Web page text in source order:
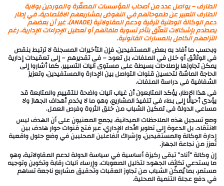
الطارف – يواصل عدد من أصحاب المؤسسات المصغّرة والموردين بولاية
الطارف التعبير عن طموحاتهم في النهوض بمشاريعهم الاقتصادية، في إطار
دعم الوكالة الوطنية لترقية ودعم المقاولاتية (ANADE)، غير أن بعضهم
يصطدم بإشكالات تتعلّق بتأخر تسوية ملفاتهم أو تعطيل الإجراءات الإدارية، رغم
التزامهم الكامل بالمسارات القانونية.
وبحسب ما أفاد به بعض المستفيدين، فإن التأخيرات المسجلة لا ترتبط بنقص
في الوثائق أو خلل في الملفات، بل تعود – في تقديرهم – إلى تعقيدات إدارية
يمكن تجاوزها بإصلاحات بسيطة على مستوى آليات التسيير. كما أشاروا إلى
الحاجة الماسّة لتحسين قنوات التواصل بين الإدارة والمستفيدين، وتعزيز
الشفافية في دراسة الملفات.
في هذا الإطار، يؤكد المتابعون أن غياب آليات واضحة للتقييم والمتابعة قد
يؤدي أحيانًا إلى بطء في تنفيذ المشاريع، وهو ما لا يخدم أهداف الجهاز ولا
مساعي الدولة في تمكين الشباب من خلق الثروة وفرص العمل.
ومع تسجيل هذه الملاحظات الميدانية، يجمع المعنيون على أن الهدف ليس
الانتقاد، بل الدعوة إلى تطوير الأداء الإداري، عبر فتح قنوات حوار هادف بين
إدارة الوكالة والمستفيدين، وإشراك الفاعلين المحليين في وضع حلول واقعية
تعزز من نجاعة الجهاز.
إن وكالة “أناد” تبقى ركيزة أساسية في سياسة الدولة لدعم المقاولاتية، وهو
ما يستدعي تكاثف الجهود لتذليل الصعوبات، وإرساء آليات رقابة وتكوين وتوجيه
مستمر، بما يُمكّن الشباب من تجاوز العقبات وتحقيق مشاريع ناجعة تساهم
في دفع عجلة التنمية المحلية.